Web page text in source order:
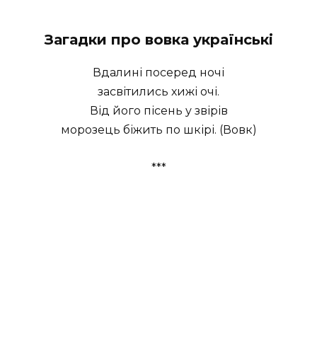
Загадки про вовка українські
Вдалині посеред ночі
засвітились хижі очі.
Від його пісень у звірів
морозець біжить по шкірі. (Вовк)
***